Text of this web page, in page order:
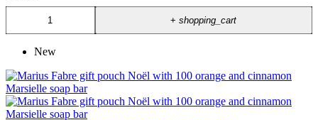
+shopping_cart
New